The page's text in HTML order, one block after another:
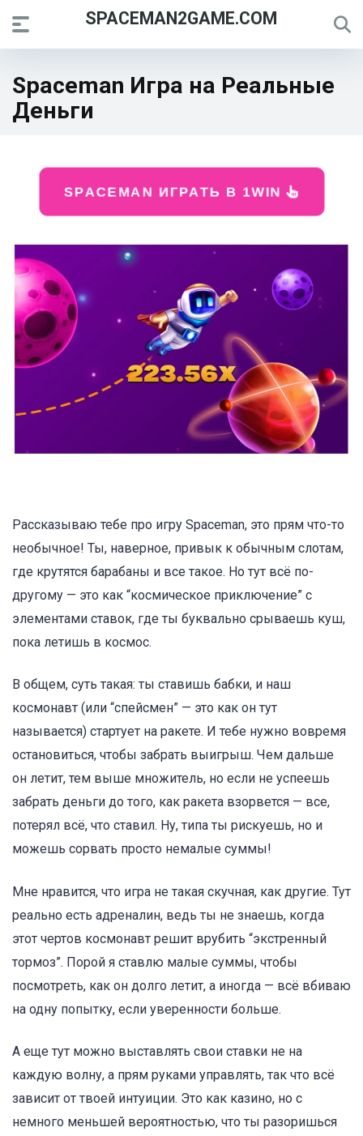
SPACEMAN2GAME.COM
Spaceman Игра на Реальные
Деньги
SPACEMAN ИГРАТЬ В 1WIN
Рассказываю тебе про игру Spaceman, это прям что-то
необычное! Ты, наверное, привык к обычным слотам,
где крутятся барабаны и все такое. Но тут всё по-
другому — это как “космическое приключение” с
элементами ставок, где ты буквально срываешь куш,
пока летишь в космос.
В общем, суть такая: ты ставишь бабки, и наш
космонавт (или “спейсмен” — это как он тут
называется) стартует на ракете. И тебе нужно вовремя
остановиться, чтобы забрать выигрыш. Чем дальше
он летит, тем выше множитель, но если не успеешь
забрать деньги до того, как ракета взорвется — все,
потерял всё, что ставил. Ну, типа ты рискуешь, но и
можешь сорвать просто немалые суммы!
Мне нравится, что игра не такая скучная, как другие. Тут
реально есть адреналин, ведь ты не знаешь, когда
этот чертов космонавт решит врубить “экстренный
тормоз”. Порой я ставлю малые суммы, чтобы
посмотреть, как он долго летит, а иногда — всё вбиваю
на одну попытку, если уверенности больше.
А еще тут можно выставлять свои ставки не на
каждую волну, а прям руками управлять, так что всё
зависит от твоей интуиции. Это как казино, но с
немного меньшей вероятностью, что ты разоришься